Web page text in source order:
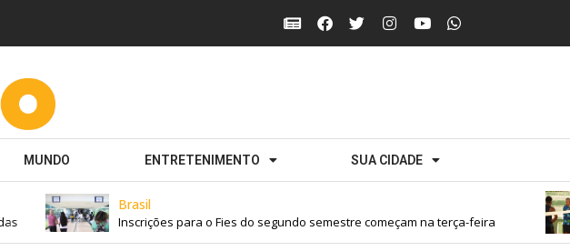
MUNDO ENTRETENIMENTO SUA CIDADE
Brasil
Inscrições para o Fies do segundo semestre começam na terça-feira